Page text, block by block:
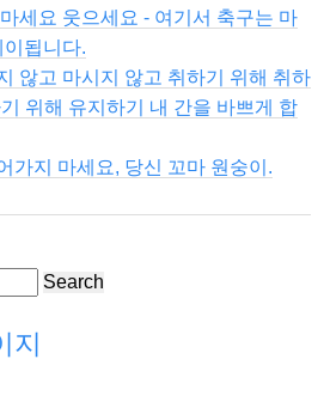
세요 웃으세요 - 여기서 축구는 마
됩니다.
않고 마시지 않고 취하기 위해 취하
위해 유지하기 내 간을 바쁘게 합
가지 마세요, 당신 꼬마 원숭이.
Search
지